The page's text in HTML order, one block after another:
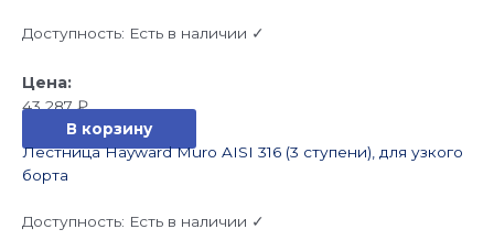
Доступность: Есть в наличии ✓
43 287₽
В корзину
Лестница Hayward Muro AISI 316 (3 ступени), для узкого
борта
Доступность: Есть в наличии ✓